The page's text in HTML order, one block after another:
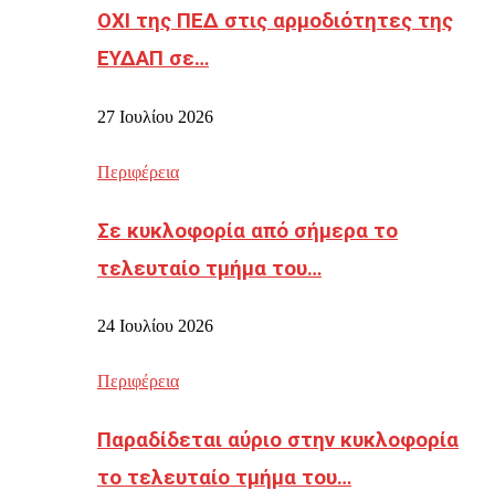
ΟΧΙ της ΠΕΔ στις αρμοδιότητες της
ΕΥΔΑΠ σε…
27 Ιουλίου 2026
Περιφέρεια
Σε κυκλοφορία από σήμερα το
τελευταίο τμήμα του…
24 Ιουλίου 2026
Περιφέρεια
Παραδίδεται αύριο στην κυκλοφορία
το τελευταίο τμήμα του…